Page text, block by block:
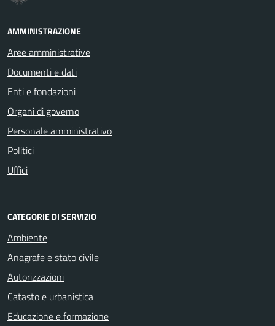
AMMINISTRAZIONE
Aree amministrative
Documenti e dati
Enti e fondazioni
Organi di governo
Personale amministrativo
Politici
Uffici
CATEGORIE DI SERVIZIO
Ambiente
Anagrafe e stato civile
Autorizzazioni
Catasto e urbanistica
Educazione e formazione